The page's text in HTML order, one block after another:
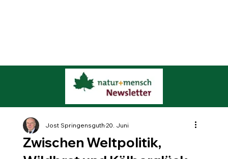
Zwischen Weltpolitik,
Jost Springensguth20. Juni